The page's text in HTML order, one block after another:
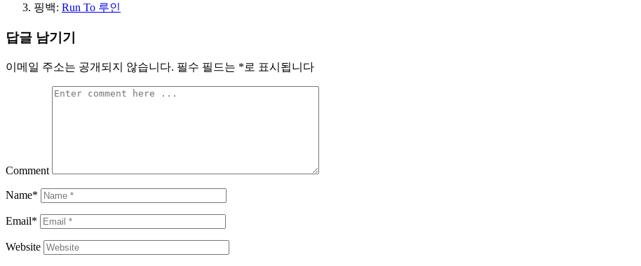
핑백: Run To 루인
답글 남기기
이메일 주소는 공개되지 않습니다. 필수 필드는 *로 표시됩니다
Comment
Name*
Email*
Website